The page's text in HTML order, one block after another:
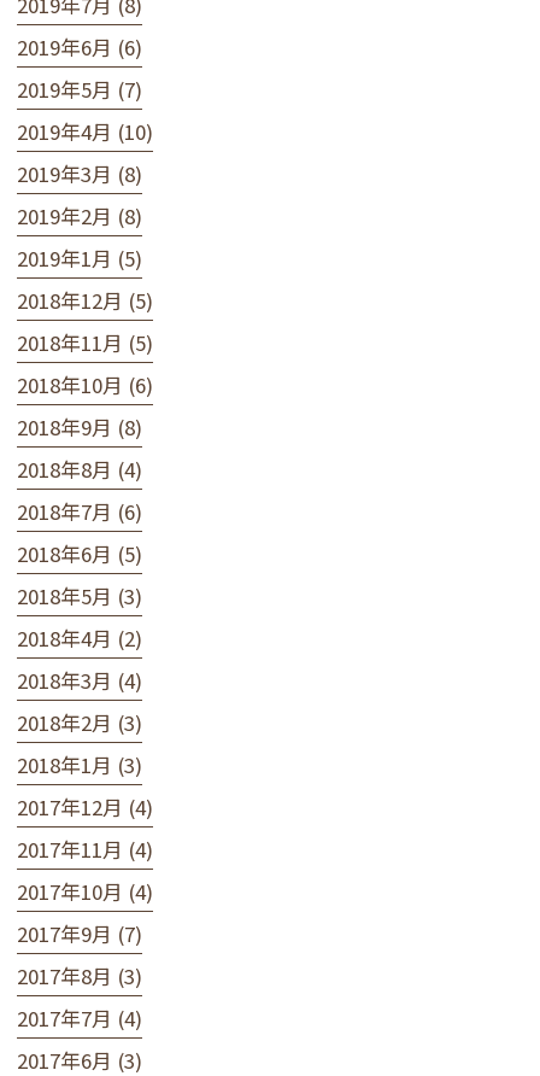
2019年6月 (6)
2019年5月 (7)
2019年4月 (10)
2019年3月 (8)
2019年2月 (8)
2019年1月 (5)
2018年12月 (5)
2018年11月 (5)
2018年10月 (6)
2018年9月 (8)
2018年8月 (4)
2018年7月 (6)
2018年6月 (5)
2018年5月 (3)
2018年4月 (2)
2018年3月 (4)
2018年2月 (3)
2018年1月 (3)
2017年12月 (4)
2017年11月 (4)
2017年10月 (4)
2017年9月 (7)
2017年8月 (3)
2017年7月 (4)
2017年6月 (3)